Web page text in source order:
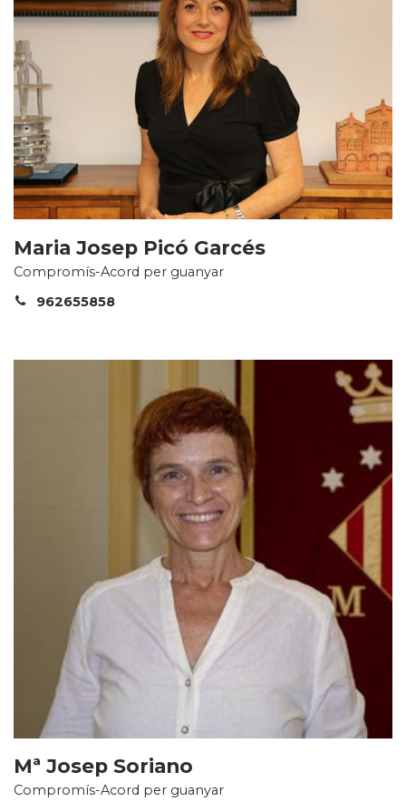
Maria Josep Picó Garcés
Compromís-Acord per guanyar
962655858
Mª Josep Soriano
Compromís-Acord per guanyar